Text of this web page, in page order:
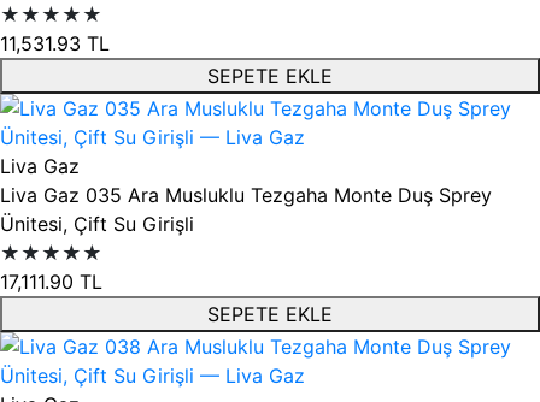
★★★★★
11,531.93 TL
SEPETE EKLE
Liva Gaz
Liva Gaz 035 Ara Musluklu Tezgaha Monte Duş Sprey
Ünitesi, Çift Su Girişli
★★★★★
17,111.90 TL
SEPETE EKLE